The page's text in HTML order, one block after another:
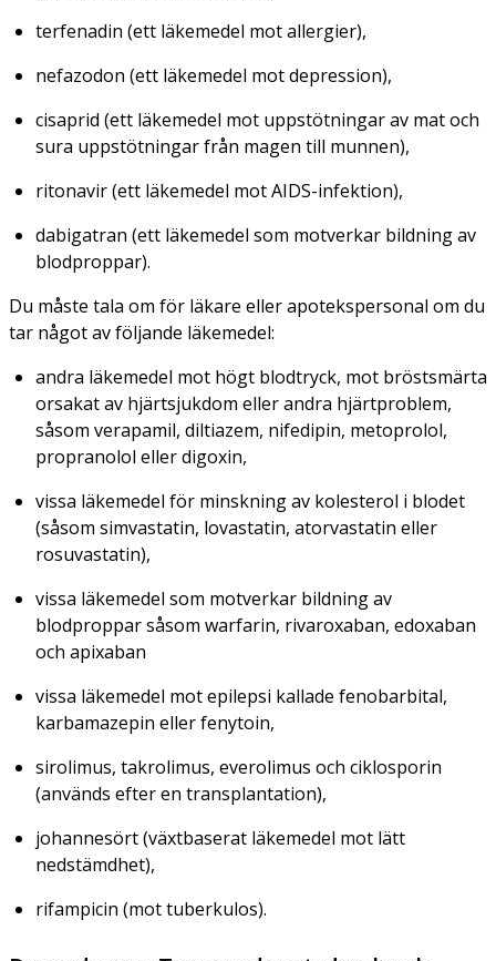
terfenadin (ett läkemedel mot allergier),
nefazodon (ett läkemedel mot depression),
cisaprid (ett läkemedel mot uppstötningar av mat och
sura uppstötningar från magen till munnen),
ritonavir (ett läkemedel mot AIDS-infektion),
dabigatran (ett läkemedel som motverkar bildning av
blodproppar).
Du måste tala om för läkare eller apotekspersonal om du
tar något av följande läkemedel:
andra läkemedel mot högt blodtryck, mot bröstsmärta
orsakat av hjärtsjukdom eller andra hjärtproblem,
såsom verapamil, diltiazem, nifedipin, metoprolol,
propranolol eller digoxin,
vissa läkemedel för minskning av kolesterol i blodet
(såsom simvastatin, lovastatin, atorvastatin eller
rosuvastatin),
vissa läkemedel som motverkar bildning av
blodproppar såsom warfarin, rivaroxaban, edoxaban
och apixaban
vissa läkemedel mot epilepsi kallade fenobarbital,
karbamazepin eller fenytoin,
sirolimus, takrolimus, everolimus och ciklosporin
(används efter en transplantation),
johannesört (växtbaserat läkemedel mot lätt
nedstämdhet),
rifampicin (mot tuberkulos).